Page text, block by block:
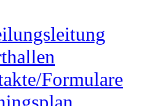
Formulare